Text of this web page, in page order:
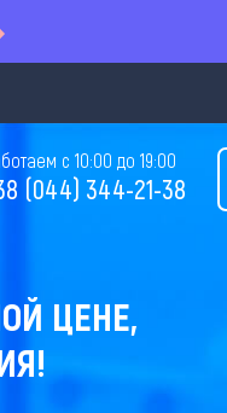
с 10:00 до 19:00
(044) 344-21-38
ЦЕНЕ,